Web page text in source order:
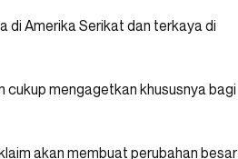
di Amerika Serikat dan terkaya di
mengagetkan khususnya bagi
akan membuat perubahan besar